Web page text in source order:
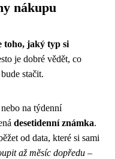
nákupu
toho, jaký typ si
je dobré vědět, co
stačit.
na týdenní
desetidenní známka.
od data, které si sami
až měsíc dopředu –